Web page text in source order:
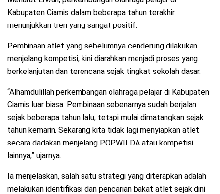
Kabupaten Ciamis dalam beberapa tahun terakhir
menunjukkan tren yang sangat positif.
Pembinaan atlet yang sebelumnya cenderung dilakukan
menjelang kompetisi, kini diarahkan menjadi proses yang
berkelanjutan dan terencana sejak tingkat sekolah dasar.
“Alhamdulillah perkembangan olahraga pelajar di Kabupaten
Ciamis luar biasa. Pembinaan sebenarnya sudah berjalan
sejak beberapa tahun lalu, tetapi mulai dimatangkan sejak
tahun kemarin. Sekarang kita tidak lagi menyiapkan atlet
secara dadakan menjelang POPWILDA atau kompetisi
lainnya,” ujarnya.
Ia menjelaskan, salah satu strategi yang diterapkan adalah
melakukan identifikasi dan pencarian bakat atlet sejak dini